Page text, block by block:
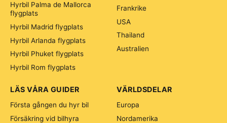
Hyrbil Palma de Mallorca
flygplats
Hyrbil Madrid flygplats
Hyrbil Arlanda flygplats
Hyrbil Phuket flygplats
Hyrbil Rom flygplats
Frankrike
USA
Thailand
Australien
VÄRLDSDELAR
Europa
Nordamerika
LÄS VÅRA GUIDER
Första gången du hyr bil
Försäkring vid bilhyra